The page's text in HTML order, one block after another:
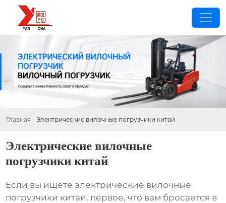
Главная - Электрические вилочные погрузчики китай
Электрические вилочные
погрузчики китай
Если вы ищетеэлектрические вилочные
погрузчики китай, первое, что вам бросается в